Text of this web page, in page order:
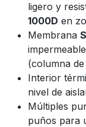
ligero y
1000D en
Membrana
(columna
Interior
nivel de
Múltiples
puños para